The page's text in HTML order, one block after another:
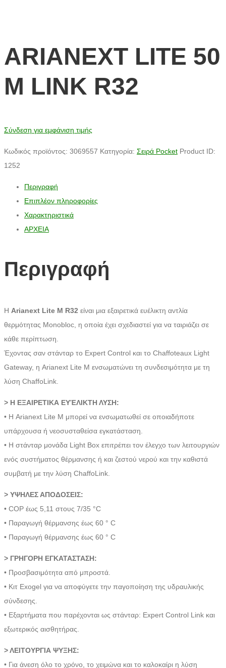
ARIANEXT LITE 50
M LINK R32
Σύνδεση για εμφάνιση τιμής
Κωδικός προϊόντος: 3069557 Κατηγορία: Σειρά Pocket Product ID:
1252
Περιγραφή
Επιπλέον πληροφορίες
Χαρακτηριστικά
ΑΡΧΕΙΑ
Περιγραφή
Η Arianext Lite M R32 είναι μια εξαιρετικά ευέλικτη αντλία
θερμότητας Monobloc, η οποία έχει σχεδιαστεί για να ταιριάζει σε
κάθε περίπτωση.
Έχοντας σαν στάνταρ το Expert Control και το Chaffoteaux Light
Gateway, η Arianext Lite M ενσωματώνει τη συνδεσιμότητα με τη
λύση ChaffoLink.
> Η ΕΞΑΙΡΕΤΙΚΑ ΕΥΈΛΙΚΤΗ ΛΥΣΗ:
• Η Arianext Lite M μπορεί να ενσωματωθεί σε οποιαδήποτε
υπάρχουσα ή νεοσυσταθείσα εγκατάσταση.
• Η στάνταρ μονάδα Light Box επιτρέπει τον έλεγχο των λειτουργιών
ενός συστήματος θέρμανσης ή και ζεστού νερού και την καθιστά
συμβατή με την λύση ChaffoLink.
> ΥΨΗΛΕΣ ΑΠΟΔΟΣΕΙΣ:
• COP έως 5,11 στους 7/35 °C
• Παραγωγή θέρμανσης έως 60 ° C
• Παραγωγή θέρμανσης έως 60 ° C
> ΓΡΗΓΟΡΗ ΕΓΚΑΤΑΣΤΑΣΗ:
• Προσβασιμότητα από μπροστά.
• Κιτ Exogel για να αποφύγετε την παγοποίηση της υδραυλικής
σύνδεσης.
• Εξαρτήματα που παρέχονται ως στάνταρ: Expert Control Link και
εξωτερικός αισθητήρας.
> ΛΕΙΤΟΥΡΓΙΑ ΨΥΞΗΣ:
• Για άνεση όλο το χρόνο, το χειμώνα και το καλοκαίρι η λύση